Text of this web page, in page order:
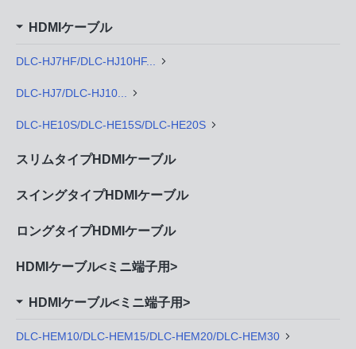
HDMIケーブル
DLC-HJ7HF/DLC-HJ10HF...
DLC-HJ7/DLC-HJ10...
DLC-HE10S/DLC-HE15S/DLC-HE20S
スリムタイプHDMIケーブル
スイングタイプHDMIケーブル
ロングタイプHDMIケーブル
HDMIケーブル<ミニ端子用>
HDMIケーブル<ミニ端子用>
DLC-HEM10/DLC-HEM15/DLC-HEM20/DLC-HEM30